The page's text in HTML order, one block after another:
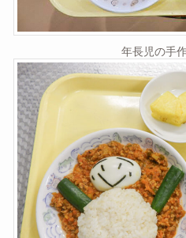
年長児の手